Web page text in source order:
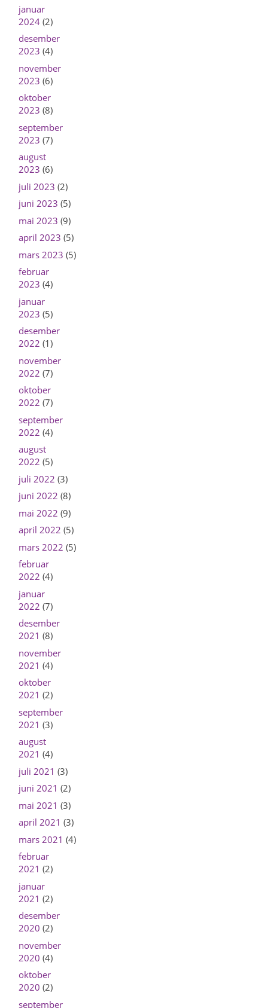
januar
2024(2)
desember
2023 (4)
november
2023 (6)
oktober
2023 (8)
september
2023 (7)
august
2023 (6)
juli 2023 (2)
juni 2023 (5)
mai 2023 (9)
april 2023 (5)
mars 2023 (5)
februar
2023 (4)
januar
2023 (5)
desember
2022 (1)
november
2022 (7)
oktober
2022 (7)
september
2022 (4)
august
2022 (5)
juli 2022 (3)
juni 2022 (8)
mai 2022 (9)
april 2022 (5)
mars 2022 (5)
februar
2022 (4)
januar
2022 (7)
desember
2021 (8)
november
2021 (4)
oktober
2021 (2)
september
2021 (3)
august
2021 (4)
juli 2021 (3)
juni 2021 (2)
mai 2021 (3)
april 2021 (3)
mars 2021 (4)
februar
2021 (2)
januar
2021 (2)
desember
2020 (2)
november
2020 (4)
oktober
2020 (2)
september